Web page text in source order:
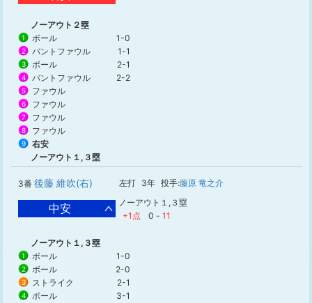
ノーアウト２塁
1 ボール 1-0
2 バントファウル 1-1
3 ボール 2-1
4 バントファウル 2-2
5 ファウル
6 ファウル
7 ファウル
8 ファウル
9
右安
ノーアウト１,３塁
3番 後藤 維吹(右) 左打 3年 投手:藤原 竜之介
中安
ノーアウト１,３塁
+1点
0 - 11
ノーアウト１,３塁
1 ボール 1-0
2 ボール 2-0
3 ストライク 2-1
4 ボール
3-1